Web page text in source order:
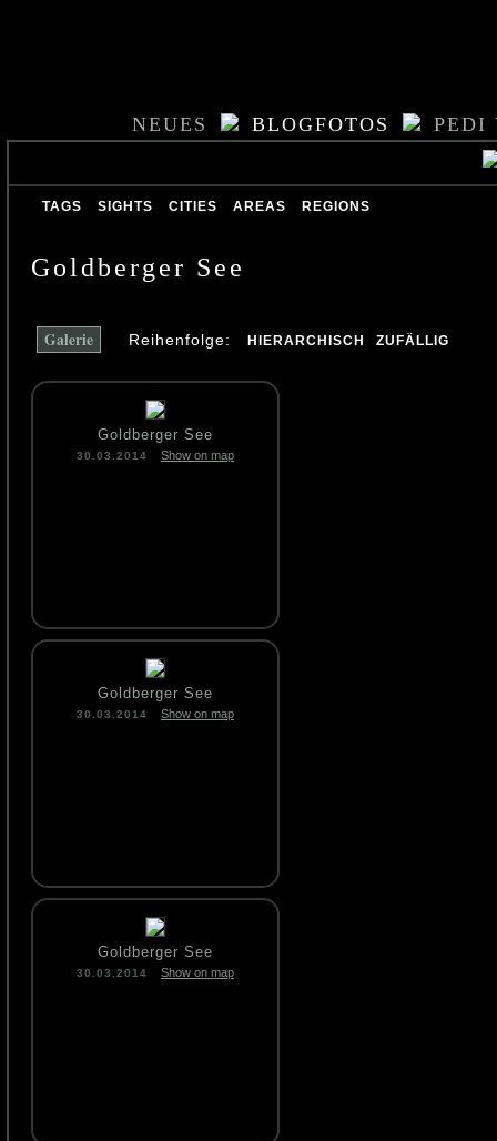
NEUES BLOGFOTOS PEDI
TAGS SIGHTS CITIES AREAS REGIONS
Goldberger See
Galerie Reihenfolge: HIERARCHISCH ZUFÄLLIG
Goldberger See
30.03.2014 Show on map
Goldberger See
30.03.2014 Show on map
Goldberger See
30.03.2014 Show on map